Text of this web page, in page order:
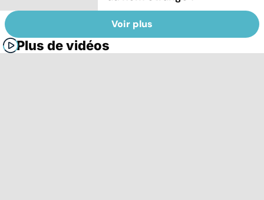
Voir plus
Plus de vidéos